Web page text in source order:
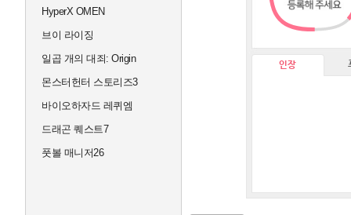
HyperX OMEN
브이 라이징
일곱 개의 대죄: Origin
몬스터헌터 스토리즈3
바이오하자드 레퀴엠
드래곤 퀘스트7
풋볼 매니저26
인장